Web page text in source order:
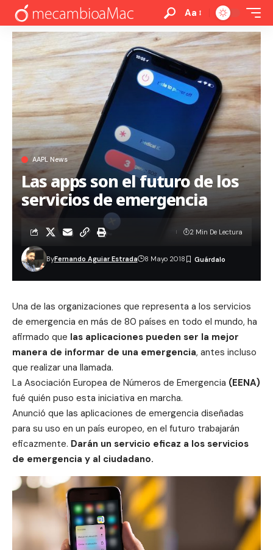
Aa
AAPL News
Las apps son el futuro de los
servicios de emergencia
ByFernando Aguiar Estrada 8 Mayo 2018
2 Min De Lectura
Una de las organizaciones que representa a los servicios
de emergencia en más de 80 países en todo el mundo, ha
afirmado que las aplicaciones pueden ser la mejor
manera de informar de una emergencia, antes incluso
que realizar una llamada.
La Asociación Europea de Números de Emergencia (EENA)
fué quién puso esta iniciativa en marcha.
Anunció que las aplicaciones de emergencia diseñadas
para su uso en un país europeo, en el futuro trabajarán
eficazmente. Darán un servicio eficaz a los servicios
de emergencia y al ciudadano.